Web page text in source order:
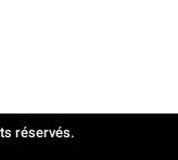
réservés.